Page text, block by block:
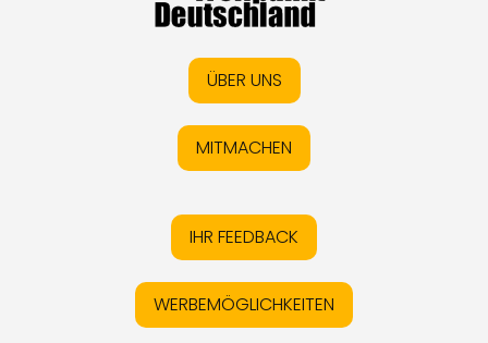
ÜBER UNS
MITMACHEN
IHR FEEDBACK
WERBEMÖGLICHKEITEN